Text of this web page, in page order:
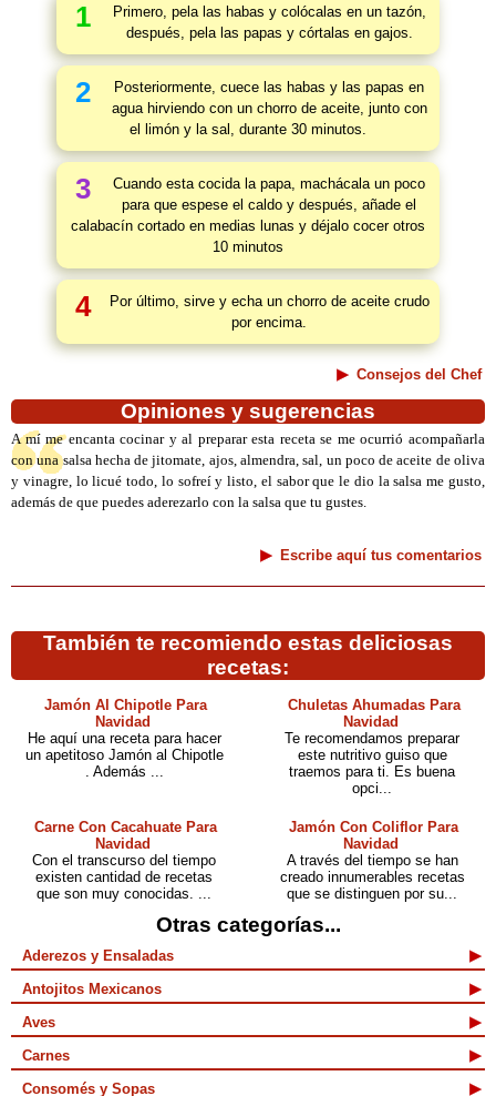
1
Primero, pela las habas y colócalas en un tazón,
después, pela las papas y córtalas en gajos.
2
Posteriormente, cuece las habas y las papas en
agua hirviendo con un chorro de aceite, junto con
el limón y la sal, durante 30 minutos.
3
Cuando esta cocida la papa, machácala un poco
para que espese el caldo y después, añade el
calabacín cortado en medias lunas y déjalo cocer otros
10 minutos
4
Por último, sirve y echa un chorro de aceite crudo
por encima.
Consejos del Chef
Opiniones y sugerencias
A mí me encanta cocinar y al preparar esta receta se me ocurrió acompañarla
con una salsa hecha de jitomate, ajos, almendra, sal, un poco de aceite de oliva
y vinagre, lo licué todo, lo sofreí y listo, el sabor que le dio la salsa me gusto,
además de que puedes aderezarlo con la salsa que tu gustes.
Escribe aquí tus comentarios
También te recomiendo estas deliciosas
recetas:
Jamón Al Chipotle Para
Navidad
He aquí una receta para hacer
un apetitoso Jamón al Chipotle
. Además ...
Chuletas Ahumadas Para
Navidad
Te recomendamos preparar
este nutritivo guiso que
traemos para ti. Es buena
opci...
Carne Con Cacahuate Para
Navidad
Con el transcurso del tiempo
existen cantidad de recetas
que son muy conocidas. ...
Jamón Con Coliflor Para
Navidad
A través del tiempo se han
creado innumerables recetas
que se distinguen por su...
Otras categorías...
Aderezos y Ensaladas
Antojitos Mexicanos
Aves
Carnes
Consomés y Sopas